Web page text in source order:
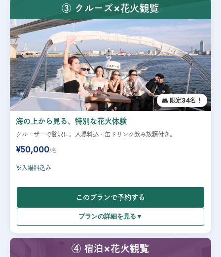
③ クルーズ×花火観覧
👥 限定34名！
海の上から見る、特別な花火体験
クルーザーで贅沢に。入場料込・缶ドリンク飲み放題付き。
¥50,000/名
※入場料込み
このプランで予約する
プランの詳細を見る▼
④ 宿泊×花火観覧